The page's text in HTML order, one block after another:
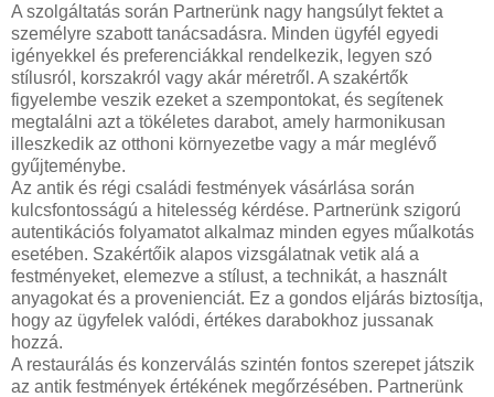
A szolgáltatás során Partnerünk nagy hangsúlyt fektet a
személyre szabott tanácsadásra. Minden ügyfél egyedi
igényekkel és preferenciákkal rendelkezik, legyen szó
stílusról, korszakról vagy akár méretről. A szakértők
figyelembe veszik ezeket a szempontokat, és segítenek
megtalálni azt a tökéletes darabot, amely harmonikusan
illeszkedik az otthoni környezetbe vagy a már meglévő
gyűjteménybe.
Az antik és régi családi festmények vásárlása során
kulcsfontosságú a hitelesség kérdése. Partnerünk szigorú
autentikációs folyamatot alkalmaz minden egyes műalkotás
esetében. Szakértőik alapos vizsgálatnak vetik alá a
festményeket, elemezve a stílust, a technikát, a használt
anyagokat és a provenienciát. Ez a gondos eljárás biztosítja,
hogy az ügyfelek valódi, értékes darabokhoz jussanak
hozzá.
A restaurálás és konzerválás szintén fontos szerepet játszik
az antik festmények értékének megőrzésében. Partnerünk